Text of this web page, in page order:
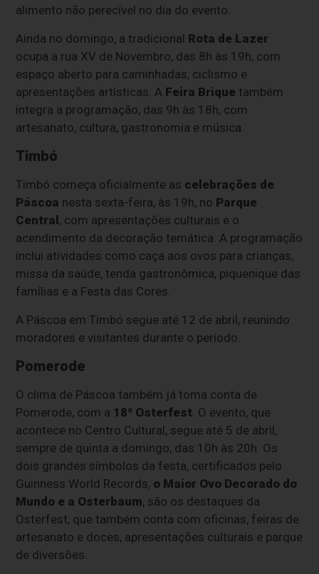
alimento não perecível no dia do evento.
Ainda no domingo, a tradicional Rota de Lazer
ocupa a rua XV de Novembro, das 8h às 19h, com
espaço aberto para caminhadas, ciclismo e
apresentações artísticas. A Feira Brique também
integra a programação, das 9h às 18h, com
artesanato, cultura, gastronomia e música.
Timbó
Timbó começa oficialmente as celebrações de
Páscoa nesta sexta-feira, às 19h, no Parque
Central, com apresentações culturais e o
acendimento da decoração temática. A programação
inclui atividades como caça aos ovos para crianças,
missa da saúde, tenda gastronômica, piquenique das
famílias e a Festa das Cores.
A Páscoa em Timbó segue até 12 de abril, reunindo
moradores e visitantes durante o período.
Pomerode
O clima de Páscoa também já toma conta de
Pomerode, com a 18ª Osterfest . O evento, que
acontece no Centro Cultural, segue até 5 de abril,
sempre de quinta a domingo, das 10h às 20h. Os
dois grandes símbolos da festa, certificados pelo
Guinness World Records, o Maior Ovo Decorado do
Mundo e a Osterbaum, são os destaques da
Osterfest, que também conta com oficinas, feiras de
artesanato e doces, apresentações culturais e parque
de diversões.